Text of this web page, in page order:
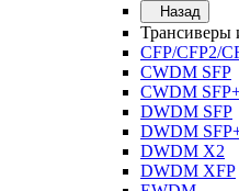
Назад
Трансиверы
CFP/CFP2/
CWDM SFP
CWDM
DWDM SFP
DWDM
DWDM X2
DWDM XFP